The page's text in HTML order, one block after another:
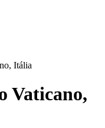
Itália
Vaticano,